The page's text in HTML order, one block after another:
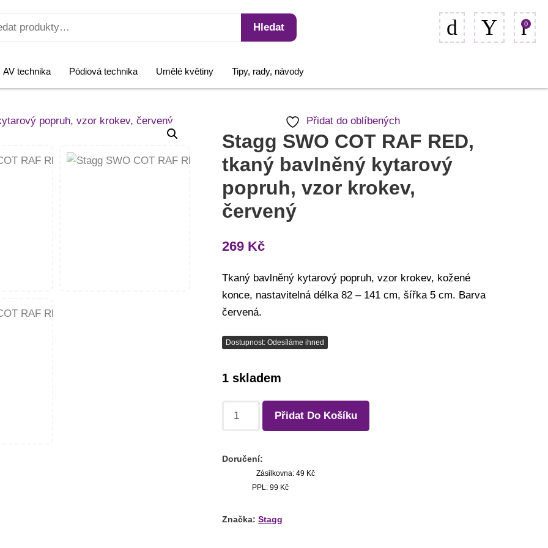
Hledat 0
AV technika Pódiová technika Umělé květiny Tipy, rady, návody
Přidat do oblíbených
Stagg SWO COT RAF RED,
tkaný bavlněný kytarový
popruh, vzor krokev,
červený
269 Kč
Tkaný bavlněný kytarový popruh, vzor krokev, kožené
konce, nastavitelná délka 82 – 141 cm, šířka 5 cm. Barva
červená.
Dostupnost: Odesíláme ihned
1 skladem
Přidat Do Košíku
Doručení:
Zásilkovna: 49 Kč
PPL: 99 Kč
Značka: Stagg